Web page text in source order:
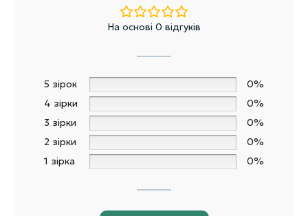
На основі 0 відгуків
5 зірок
0%
4 зірки
0%
3 зірки
0%
2 зірки
0%
1 зірка
0%